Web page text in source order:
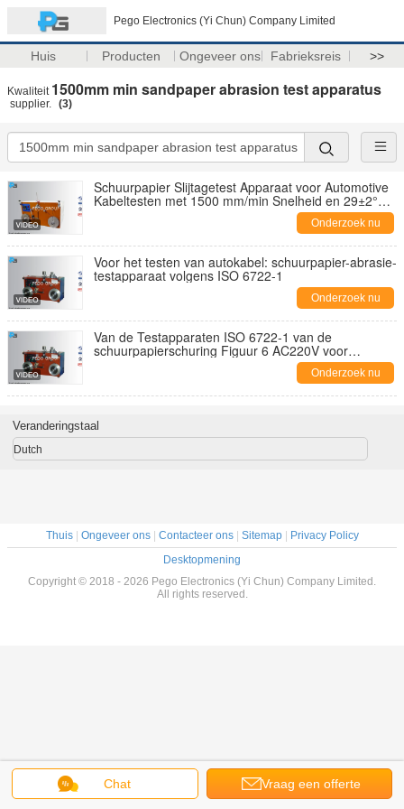
Pego Electronics (Yi Chun) Company Limited
Huis Producten Ongeveer ons Fabrieksreis >>
Kwaliteit 1500mm min sandpaper abrasion test apparatus
supplier. (3)
Schuurpapier Slijtagetest Apparaat voor Automotive
Kabeltesten met 1500 mm/min Snelheid en 29±2°
Onderzoek nu
Voor het testen van autokabel: schuurpapier-abrasie-
testapparaat volgens ISO 6722-1
Onderzoek nu
Van de Testapparaten ISO 6722-1 van de
schuurpapierschuring Figuur 6 AC220V voor
Onderzoek nu
Chat Vraag een offerte
Veranderingstaal
Dutch
Thuis| Ongeveer ons| Contacteer ons| Sitemap|
Privacy Policy
Desktopmening
Copyright © 2018 - 2026 Pego Electronics (Yi Chun) Company Limited.
All rights reserved.